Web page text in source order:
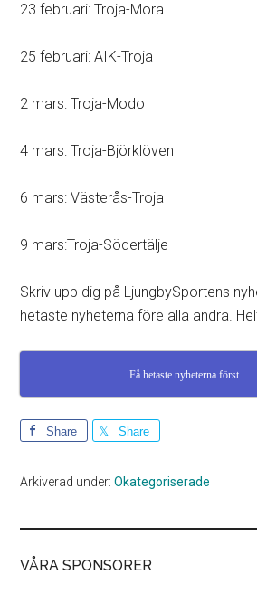
23 februari: Troja-Mora
25 februari: AIK-Troja
2 mars: Troja-Modo
4 mars: Troja-Björklöven
6 mars: Västerås-Troja
9 mars:Troja-Södertälje
Skriv upp dig på LjungbySportens
hetaste nyheterna före alla andra.
Få hetaste nyheterna först
Share Share
Arkiverad under:Okategoriserade
VÅRA SPONSORER